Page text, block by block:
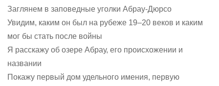
Заглянем в заповедные уголки Абрау-Дюрсо
Увидим, каким он был на рубеже 19–20 веков и каким
мог бы стать после войны
Я расскажу об озере Абрау, его происхожении и
названии
Покажу первый дом удельного имения, первую